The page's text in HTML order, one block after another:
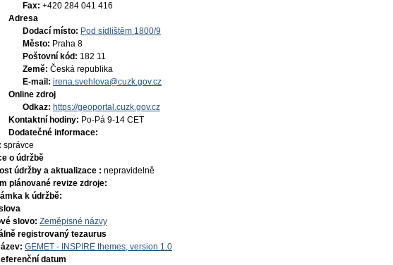
Fax: +420 284 041 416
Adresa
Dodací místo: Pod sídlištěm 1800/9
Město: Praha 8
Poštovní kód: 182 11
Země: Česká republika
E-mail: irena.svehlova@cuzk.gov.cz
Online zdroj
Odkaz: https://geoportal.cuzk.gov.cz
Kontaktní hodiny: Po-Pá 9-14 CET
Dodatečné informace:
správce
o údržbě
údržby a aktualizace : nepravidelně
plánované revize zdroje:
k údržbě:
slovo: Zeměpisné názvy
registrovaný tezaurus
GEMET - INSPIRE themes, version 1.0
datum